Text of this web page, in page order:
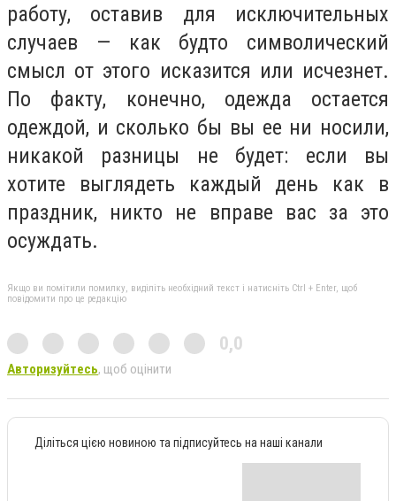
работу, оставив для исключительных
случаев — как будто символический
смысл от этого исказится или исчезнет.
По факту, конечно, одежда остается
одеждой, и сколько бы вы ее ни носили,
никакой разницы не будет: если вы
хотите выглядеть каждый день как в
праздник, никто не вправе вас за это
осуждать.
Якщо ви помітили помилку, виділіть необхідний текст і натисніть Ctrl + Enter, щоб
повідомити про це редакцію
0,0
Авторизуйтесь, щоб оцінити
Діліться цією новиною та підписуйтесь на наші канали